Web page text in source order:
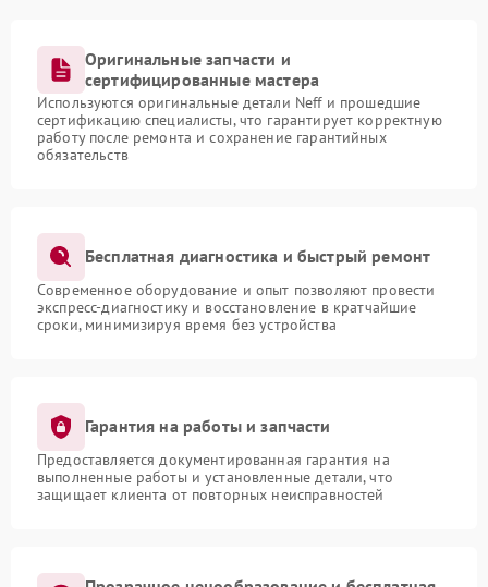
Оригинальные запчасти и
сертифицированные мастера
Используются оригинальные детали Neff и прошедшие
сертификацию специалисты, что гарантирует корректную
работу после ремонта и сохранение гарантийных
обязательств
Бесплатная диагностика и быстрый ремонт
Современное оборудование и опыт позволяют провести
экспресс-диагностику и восстановление в кратчайшие
сроки, минимизируя время без устройства
Гарантия на работы и запчасти
Предоставляется документированная гарантия на
выполненные работы и установленные детали, что
защищает клиента от повторных неисправностей